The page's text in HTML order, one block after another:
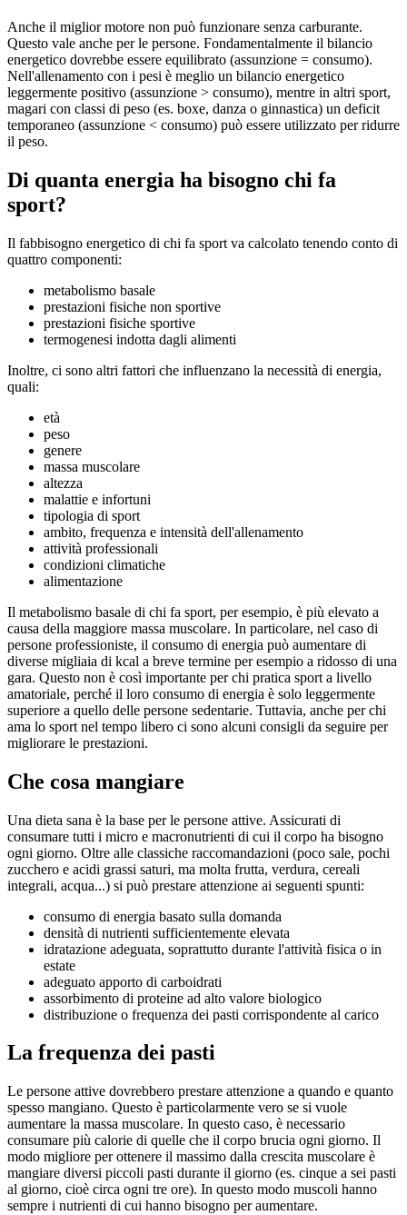
Anche il miglior motore non può funzionare senza carburante.
Questo vale anche per le persone. Fondamentalmente il bilancio
energetico dovrebbe essere equilibrato (assunzione = consumo).
Nell'allenamento con i pesi è meglio un bilancio energetico
leggermente positivo (assunzione > consumo), mentre in altri sport,
magari con classi di peso (es. boxe, danza o ginnastica) un deficit
temporaneo (assunzione < consumo) può essere utilizzato per ridurre
il peso.
Di quanta energia ha bisogno chi fa
sport?
Il fabbisogno energetico di chi fa sport va calcolato tenendo conto di
quattro componenti:
metabolismo basale
prestazioni fisiche non sportive
prestazioni fisiche sportive
termogenesi indotta dagli alimenti
Inoltre, ci sono altri fattori che influenzano la necessità di energia,
quali:
età
peso
genere
massa muscolare
altezza
malattie e infortuni
tipologia di sport
ambito, frequenza e intensità dell'allenamento
attività professionali
condizioni climatiche
alimentazione
Il metabolismo basale di chi fa sport, per esempio, è più elevato a
causa della maggiore massa muscolare. In particolare, nel caso di
persone professioniste, il consumo di energia può aumentare di
diverse migliaia di kcal a breve termine per esempio a ridosso di una
gara. Questo non è così importante per chi pratica sport a livello
amatoriale, perché il loro consumo di energia è solo leggermente
superiore a quello delle persone sedentarie. Tuttavia, anche per chi
ama lo sport nel tempo libero ci sono alcuni consigli da seguire per
migliorare le prestazioni.
Che cosa mangiare
Una dieta sana è la base per le persone attive. Assicurati di
consumare tutti i micro e macronutrienti di cui il corpo ha bisogno
ogni giorno. Oltre alle classiche raccomandazioni (poco sale, pochi
zucchero e acidi grassi saturi, ma molta frutta, verdura, cereali
integrali, acqua...) si può prestare attenzione ai seguenti spunti:
consumo di energia basato sulla domanda
densità di nutrienti sufficientemente elevata
idratazione adeguata, soprattutto durante l'attività fisica o in
estate
adeguato apporto di carboidrati
assorbimento di proteine ad alto valore biologico
distribuzione o frequenza dei pasti corrispondente al carico
La frequenza dei pasti
Le persone attive dovrebbero prestare attenzione a quando e quanto
spesso mangiano. Questo è particolarmente vero se si vuole
aumentare la massa muscolare. In questo caso, è necessario
consumare più calorie di quelle che il corpo brucia ogni giorno. Il
modo migliore per ottenere il massimo dalla crescita muscolare è
mangiare diversi piccoli pasti durante il giorno (es. cinque a sei pasti
al giorno, cioè circa ogni tre ore). In questo modo muscoli hanno
sempre i nutrienti di cui hanno bisogno per aumentare.